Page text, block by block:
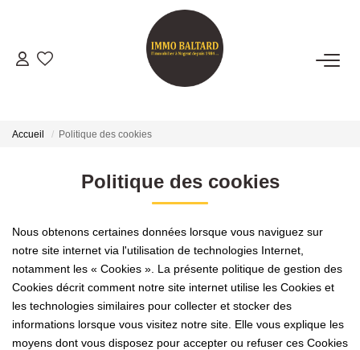
VENTES
LOCATIONS
GESTION
ESTIMATION
NOTRE AGENCE
Présentation
Notre Équipe
Accueil Politique des cookies
Politique des cookies
Nous obtenons certaines données lorsque vous naviguez sur
notre site internet via l'utilisation de technologies Internet,
notamment les « Cookies ». La présente politique de gestion des
Cookies décrit comment notre site internet utilise les Cookies et
les technologies similaires pour collecter et stocker des
informations lorsque vous visitez notre site. Elle vous explique les
moyens dont vous disposez pour accepter ou refuser ces Cookies